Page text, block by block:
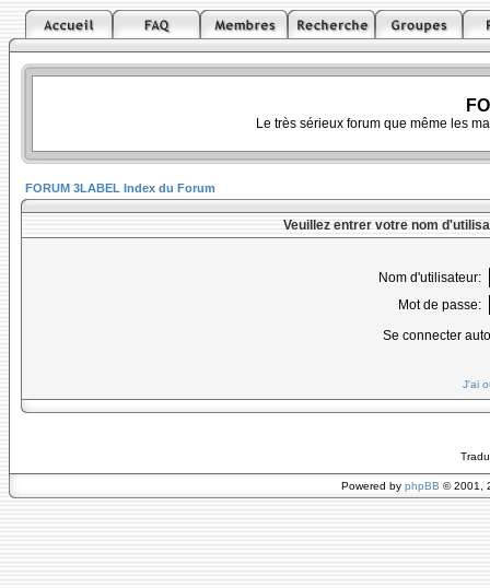
Le très sérieux forum que même les
FORUM 3LABEL Index du Forum
Veuillez entrer votre nom
Nom d'utilisateur:
Mot de passe:
Se connecter
J'ai
Powered by phpBB © 2001,